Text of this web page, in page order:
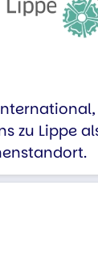
zu Lippe